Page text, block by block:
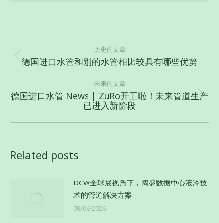
导
历史的文章
历
的
文
章：
德国进口水管和别的水管相比较具有哪些优势
未来的文章
未
来
的
德国进口水管 News | ZuRo开工啦！未来管道生产
已进入新阶段
Related posts
DCW全球展视角下，阔盛数据中心液冷技
术的管道解决方案
08/06/2026